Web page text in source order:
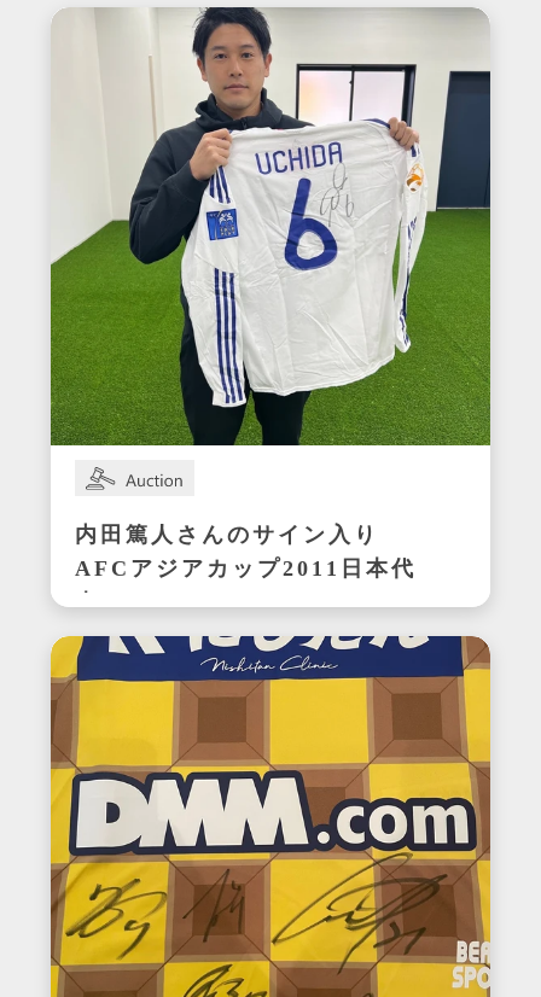
内田篤人さんのサイン入り
AFCアジアカップ2011日本代
表ユニフォーム